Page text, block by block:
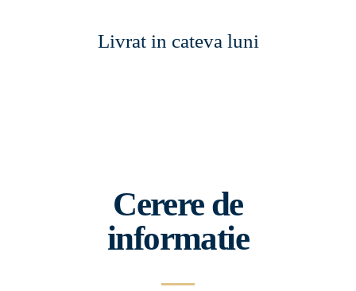
Livrat in cateva luni
Cerere de
informatie